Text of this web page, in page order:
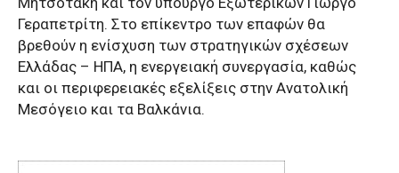
Γεραπετρίτη. Στο επίκεντρο των επαφών θα
βρεθούν η ενίσχυση των στρατηγικών σχέσεων
Ελλάδας – ΗΠΑ, η ενεργειακή συνεργασία, καθώς
και οι περιφερειακές εξελίξεις στην Ανατολική
Μεσόγειο και τα Βαλκάνια.